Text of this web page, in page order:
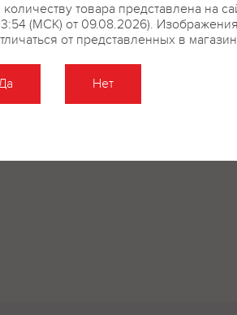
товара представлена на
(МСК) от 09.08.2026).
от представленных в
Нет